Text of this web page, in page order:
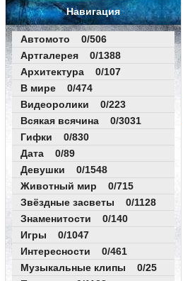
Навигация
Автомото 0/506
Артгалерея 0/1388
Архитектура 0/107
В мире 0/474
Видеоролики 0/223
Всякая всячина 0/3031
Гифки 0/830
Дата 0/89
Девушки 0/1548
Животный мир 0/715
Звёздные засветы 0/1128
Знаменитости 0/140
Игры 0/1047
Интересности 0/461
Музыкальные клипы 0/25